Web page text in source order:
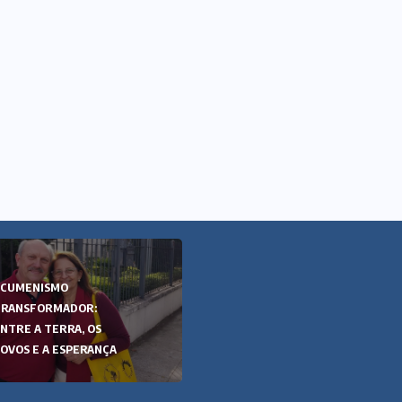
A TERRA, OS
E A ESPERANÇA